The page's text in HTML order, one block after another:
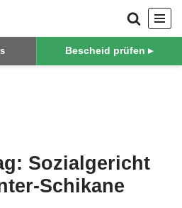
Bescheid prüfen ▸
Sozialgericht
Schikane